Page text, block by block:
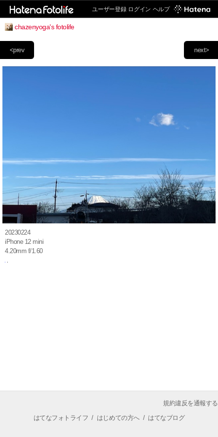
ユーザー登録 ログイン ヘルプ
chazenyoga's fotolife
next>
<prev
20230224
iPhone 12 mini
4.20mm f/1.60
規約違反を通報する
はてなフォトライフ / はじめての方へ/ はてなブログ